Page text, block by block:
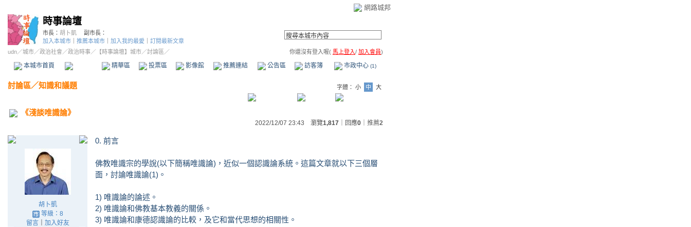
網路城邦
時事論壇
市長： 胡卜凱
副市長：
加入本城市
推薦本城市 加入我的最愛
訂閱最新文章
udn／城市／政治社會 ／政治時事／ 【時事論壇】城市／討論區／ 你還沒有登入喔( 馬上登入/ 加入會員)
本城市首頁 精華區 投票區 影像館 推薦連結 公告區 訪客簿 市政中心 (1)
討論區／知識和議題 字體： 小 中 大
《淺談唯識論》
2022/12/07 23:43 瀏覽1,817 ｜回應0 推薦2
胡卜凱
等級：8
留言｜ 加入好友
0. 前言
佛教唯識宗的學說(以下簡稱唯識論)，近似一個認識論系統。這篇文章就以下三個層
面，討論唯識論(1)。
1) 唯識論的論述。
2) 唯識論和佛教基本教義的關係。
3) 唯識論和康德認識論的比較，及它和當代思想的相關性。